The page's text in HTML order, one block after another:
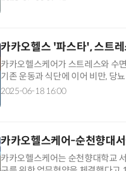
카카오헬스 '파스타', 스트
카카오헬스케어가 스트레스와 수
기존 운동과 식단에 이어 비만, 당
으면서 초개인화된 건강관리 서비
2025-06-18 16:00
카카오헬스케어-순천향대
카카오헬스케어는 순천향대학교